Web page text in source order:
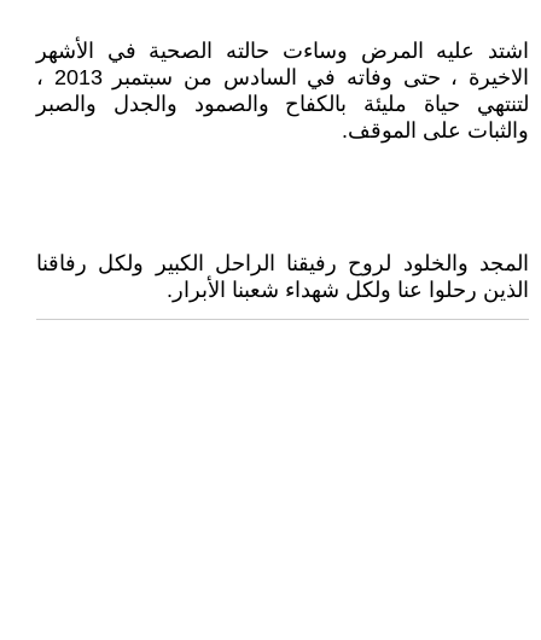
اشتد عليه المرض وساءت حالته الصحية في الأشهر
الاخيرة ، حتى وفاته في السادس من سبتمبر 2013 ،
لتنتهي حياة مليئة بالكفاح والصمود والجدل والصبر
والثبات على الموقف.
المجد والخلود لروح رفيقنا الراحل الكبير ولكل رفاقنا
الذين رحلوا عنا ولكل شهداء شعبنا الأبرار.